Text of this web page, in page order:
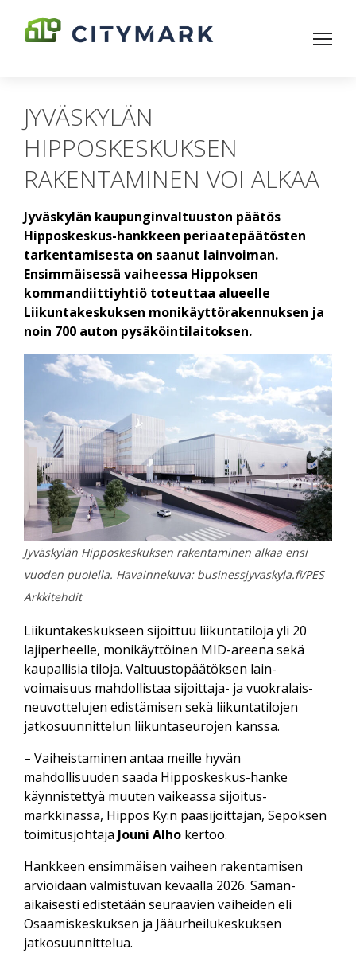
JYVÄSKYLÄN
HIPPOSKESKUKSEN
RAKENTAMINEN VOI ALKAA
Jyväskylän kaupunginvaltuuston päätös
Hipposkeskus-hankkeen periaate­päätösten
tarkentamisesta on saanut lain­voiman.
Ensimmäisessä vaiheessa Hippoksen
kommandiitti­yhtiö toteuttaa alueelle
Liikuntakeskuksen monikäyttö­rakennuksen ja
noin 700 auton pysäköintilaitoksen.
Jyväskylän Hipposkeskuksen rakentaminen alkaa ensi
vuoden puolella. Havainnekuva: businessjyvaskyla.fi/PES
Arkkitehdit
Liikuntakeskukseen sijoittuu liikunta­tiloja yli 20
lajiperheelle, moni­käyttöinen MID-areena sekä
kaupallisia tiloja. Valtuusto­päätöksen lain­
voimaisuus mahdollistaa sijoittaja- ja vuokralais­
neuvottelujen edistämisen sekä liikunta­tilojen
jatko­suunnittelun liikuntaseurojen kanssa.
– Vaiheistaminen antaa meille hyvän
mahdollisuuden saada Hipposkeskus-hanke
käynnistettyä muuten vaikeassa sijoitus­
markkinassa, Hippos Ky:n pää­sijoittajan, Sepoksen
toimitus­johtaja Jouni Alho kertoo.
Hankkeen ensimmäisen vaiheen rakentamisen
arvioidaan valmistuvan keväällä 2026. Saman­
aikaisesti edistetään seuraavien vaiheiden eli
Osaamiskeskuksen ja Jääurheilu­keskuksen
jatkosuunnittelua.